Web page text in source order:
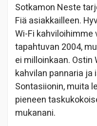
Sotkamon Neste
Fiä asiakkailleen.
Wi-Fi kahviloihimme
tapahtuvan 2004,
ei milloinkaan. Ostin
kahvilan pannaria ja
Sontasiionin, muita
pieneen
mukanani.